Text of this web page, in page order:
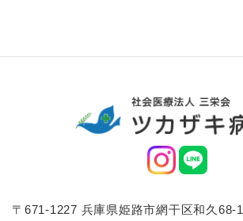
〒671-1227 兵庫県姫路市網干区和久68-1